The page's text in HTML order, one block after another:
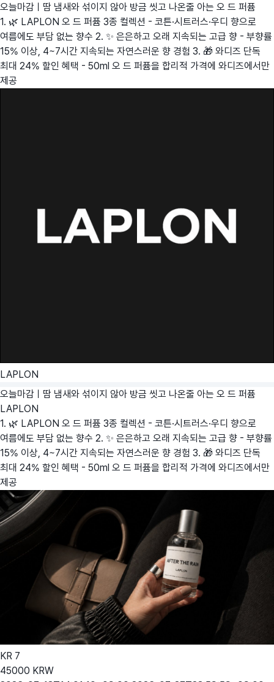
오늘마감ㅣ땀 냄새와 섞이지 않아 방금 씻고 나온줄 아는 오 드 퍼퓸
1. 🌿 LAPLON 오 드 퍼퓸 3종 컬렉션 - 코튼·시트러스·우디 향으로
여름에도 부담 없는 향수 2. ✨ 은은하고 오래 지속되는 고급 향 - 부향률
15% 이상, 4~7시간 지속되는 자연스러운 향 경험 3. 🎁 와디즈 단독
최대 24% 할인 혜택 - 50ml 오 드 퍼퓸을 합리적 가격에 와디즈에서만
제공
LAPLON
오늘마감ㅣ땀 냄새와 섞이지 않아 방금 씻고 나온줄 아는 오 드 퍼퓸
LAPLON
1. 🌿 LAPLON 오 드 퍼퓸 3종 컬렉션 - 코튼·시트러스·우디 향으로
여름에도 부담 없는 향수 2. ✨ 은은하고 오래 지속되는 고급 향 - 부향률
15% 이상, 4~7시간 지속되는 자연스러운 향 경험 3. 🎁 와디즈 단독
최대 24% 할인 혜택 - 50ml 오 드 퍼퓸을 합리적 가격에 와디즈에서만
제공
KR 7
45000 KRW